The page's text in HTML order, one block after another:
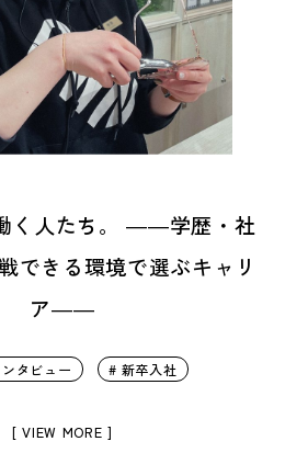
く人たち。 ――学歴・社
できる環境で選ぶキャリ
ア――
タビュー # 新卒入社
[ VIEW MORE ]